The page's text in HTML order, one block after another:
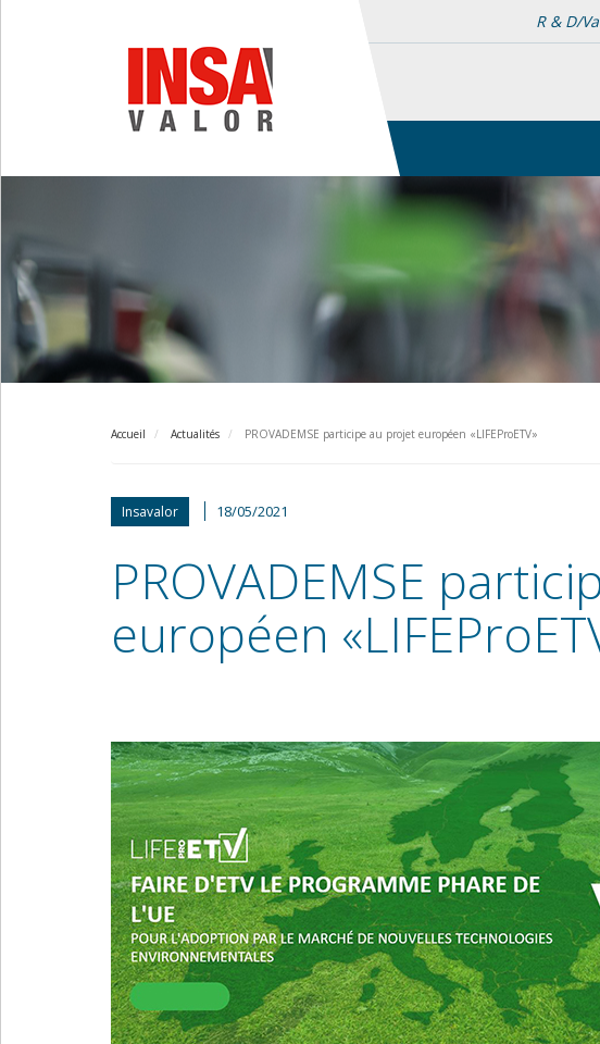
R & D/
Main
Accueil Actualités PROVADEMSE participe au projet européen «LIFEProETV»
Insavalor 18/05/2021
PROVADEMSE
européen